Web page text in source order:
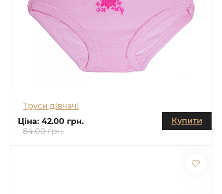
Труси дівчачі
Ціна: 42.00 грн.
84.00 грн.
Купити